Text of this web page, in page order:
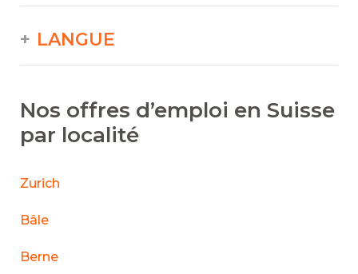
LANGUE
Nos offres d’emploi en Suisse
par localité
Zurich
Bâle
Berne